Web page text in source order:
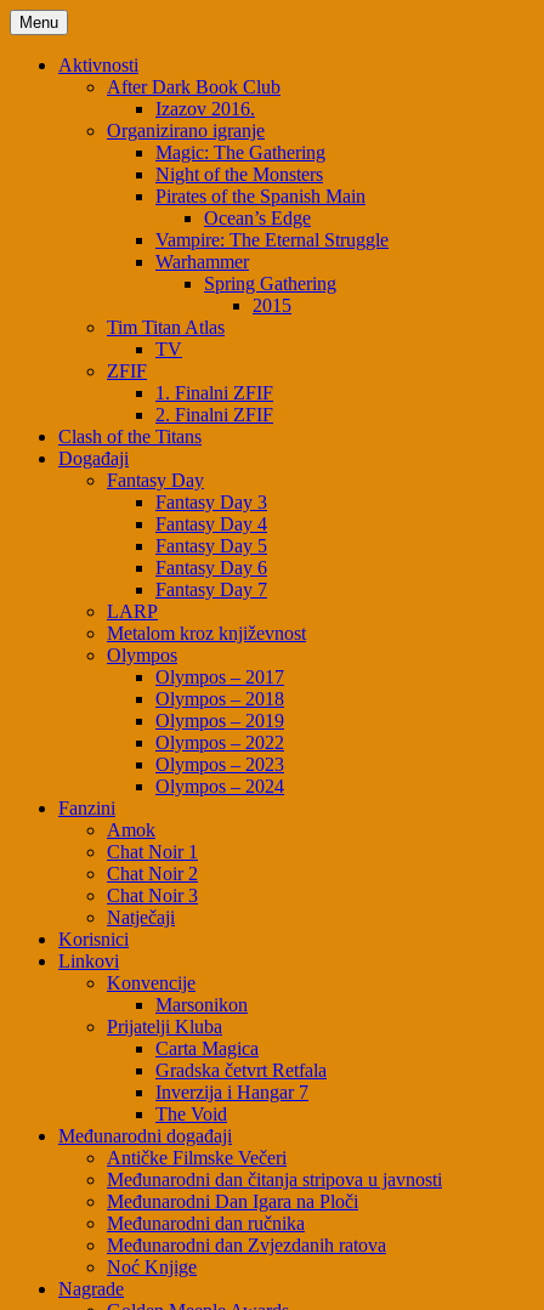
Skip
to
content
Menu
Aktivnosti
After Dark Book Club
Izazov 2016.
Organizirano igranje
Magic: The Gathering
Night of the Monsters
Pirates of the Spanish Main
Ocean’s Edge
Vampire: The Eternal Struggle
Warhammer
Spring Gathering
2015
Tim Titan Atlas
TV
ZFIF
1. Finalni ZFIF
2. Finalni ZFIF
Clash of the Titans
Događaji
Fantasy Day
Fantasy Day 3
Fantasy Day 4
Fantasy Day 5
Fantasy Day 6
Fantasy Day 7
LARP
Metalom kroz književnost
Olympos
Olympos – 2017
Olympos – 2018
Olympos – 2019
Olympos – 2022
Olympos – 2023
Olympos – 2024
Fanzini
Amok
Chat Noir 1
Chat Noir 2
Chat Noir 3
Natječaji
Korisnici
Linkovi
Konvencije
Marsonikon
Prijatelji Kluba
Carta Magica
Gradska četvrt Retfala
Inverzija i Hangar 7
The Void
Međunarodni događaji
Antičke Filmske Večeri
Međunarodni dan čitanja stripova u javnosti
Međunarodni Dan Igara na Ploči
Međunarodni dan ručnika
Međunarodni dan Zvjezdanih ratova
Noć Knjige
Nagrade